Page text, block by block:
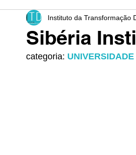
AWARDS - CATEGORIA ORGANIZAÇÕES
Sibéria
Instituto da Transformação
categoria: